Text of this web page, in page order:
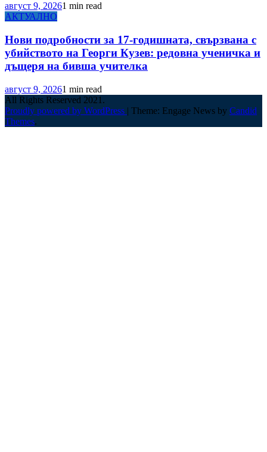
август 9, 20261 min read
АКТУАЛНО
Нови подробности за 17-годишната, свързвана с
убийството на Георги Кузев: редовна ученичка и
дъщеря на бивша учителка
август 9, 20261 min read
All Rights Reserved 2021.
Proudly powered by WordPress | Theme: Engage News by Candid
Themes.